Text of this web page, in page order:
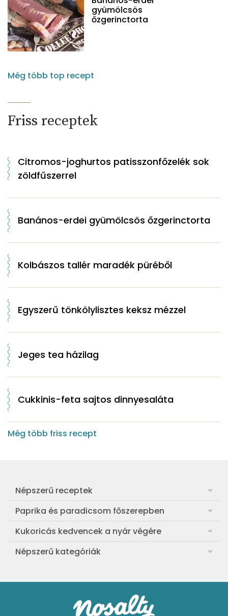
gyümölcsös
őzgerinctorta
Még több top recept
Friss receptek
Citromos-joghurtos patisszonfőzelék sok
zöldfűszerrel
Banános-erdei gyümölcsös őzgerinctorta
Kolbászos tallér maradék püréből
Egyszerű tönkölylisztes keksz mézzel
Jeges tea házilag
Cukkinis-feta sajtos dinnyesaláta
Még több friss recept
Népszerű receptek
Frankfurti leves
Egyszerű muffin
Aranygaluska
Egyszerű krumplifőzelék
Klasszikus madártej
Paprika és paradicsom főszerepben
Pan con Tomate
Paradicsom és paprika eltevése télre
Paradicsomos húsgombóc
Paradicsomos flat tart leveles tésztából
Kukoricás kedvencek a nyár végére
Legfinomabb főtt kukorica
Szójás-vajas grillkukoricák
Népszerű kategóriák